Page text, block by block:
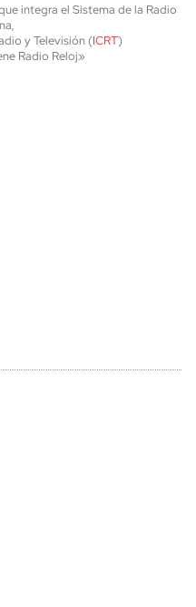
integra el Sistema de la Radio
y Televisión (ICRT)
Radio Reloj»